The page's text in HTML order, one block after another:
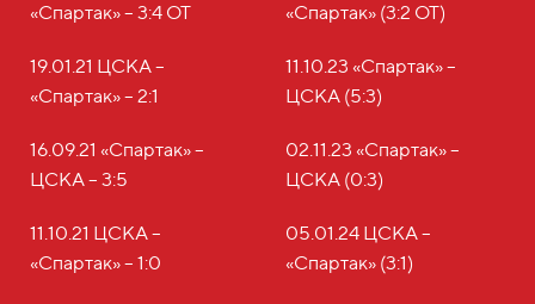
«Спартак» – 3:4 ОТ
19.01.21 ЦСКА –
«Спартак» – 2:1
16.09.21 «Спартак» –
ЦСКА – 3:5
11.10.21 ЦСКА –
«Спартак» – 1:0
«Спартак» (3:2 ОТ)
11.10.23 «Спартак» –
ЦСКА (5:3)
02.11.23 «Спартак» –
ЦСКА (0:3)
05.01.24 ЦСКА –
«Спартак» (3:1)